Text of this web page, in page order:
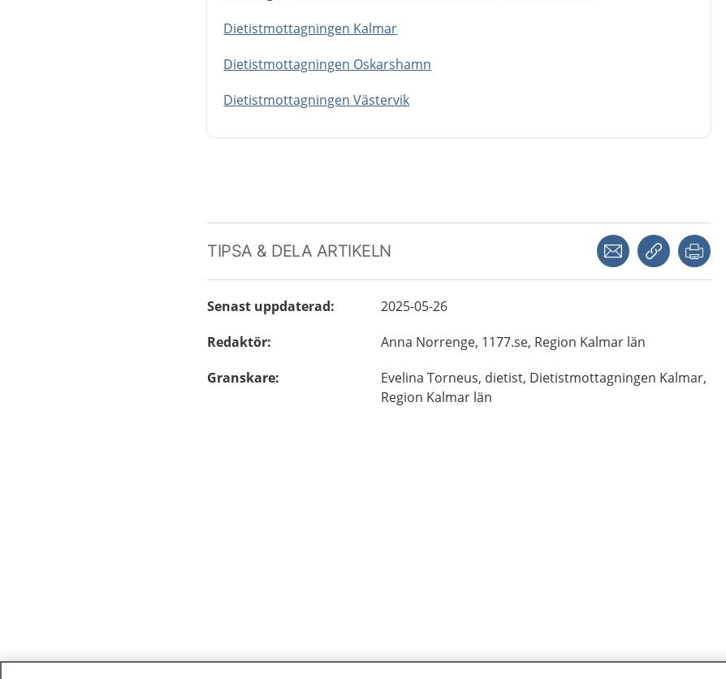
Dietistmottagningen Kalmar
Dietistmottagningen Oskarshamn
Dietistmottagningen Västervik
TIPSA & DELA ARTIKELN Dela via mejlKopiera länk
Senast uppdaterad:
2025-05-26
Redaktör: Anna Norrenge, 1177.se, Region Kalmar län
Granskare: Evelina Torneus, dietist, Dietistmottagningen Kalmar,
Region Kalmar län